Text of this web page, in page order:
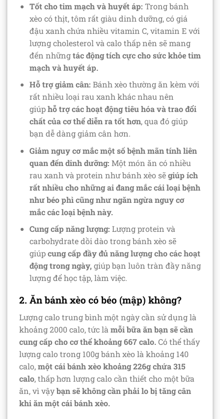
Tốt cho tim mạch và huyết áp: Trong bánh
xèo có thịt, tôm rất giàu dinh dưỡng, có giá
đậu xanh chứa nhiều vitamin C, vitamin E với
lượng cholesterol và calo thấp nên sẽ mang
đến nhữngtác động tích cực cho sức khỏe tim
mạch và huyết áp.
Hỗ trợ giảm cân: Bánh xèo thường ăn kèm với
rất nhiều loại rau xanh khác nhau nên
giúphỗ trợ các hoạt động tiêu hóa và trao đổi
chất của cơ thể diễn ra tốt hơn, qua đó giúp
bạn dễ dàng giảm cân hơn.
Giảm nguy cơ mắc một số bệnh mãn tính liên
quan đến dinh dưỡng: Một món ăn có nhiều
rau xanh và protein như bánh xèo sẽgiúp ích
rất nhiều cho những ai đang mắc cái loại bệnh
như béo phì cũng như ngăn ngừa nguy cơ
mắc các loại bệnh này.
Cung cấp năng lượng: Lượng protein và
carbohydrate dồi dào trong bánh xèo sẽ
giúpcung cấp đầy đủ năng lượng cho các hoạt
động trong ngày, giúp bạn luôn tràn đầy năng
lượng để học tập, làm việc.
2. Ăn bánh xèo có béo (mập) không?
Lượng calo trung bình một ngày cần sử dụng là
khoảng 2000 calo, tức là mỗi bữa ăn bạn sẽ cần
cung cấp cho cơ thể khoảng 667 calo.Có thể thấy
lượng calo trong 100g bánh xèo là khoảng 140
calo,một cái bánh xèo khoảng 226g chứa 315
calo, thấp hơn lượng calo cần thiết cho một bữa
ăn, vì vậybạn sẽ không cần phải lo bị tăng cân
khi ăn một cái bánh xèo.